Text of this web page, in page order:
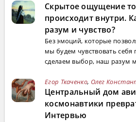
Скрытое ощущение
происходит внутри.
разум и чувство?
Без эмоций, которые
мы будем чувствовать себя
сделаем выбор, наш разум
Егор Ткаченко, Олег
Центральный дом
космонавтики
Интервью